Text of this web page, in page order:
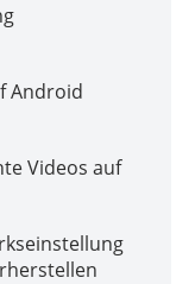
Android
Videos auf